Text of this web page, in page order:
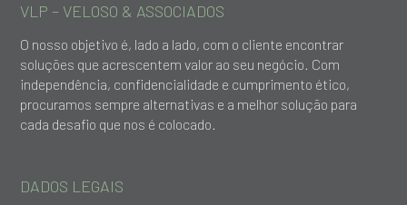
VLP – VELOSO & ASSOCIADOS
O nosso objetivo é, lado a lado, com o cliente encontrar
soluções que acrescentem valor ao seu negócio. Com
independência, confidencialidade e cumprimento ético,
procuramos sempre alternativas e a melhor solução para
cada desafio que nos é colocado.
DADOS LEGAIS